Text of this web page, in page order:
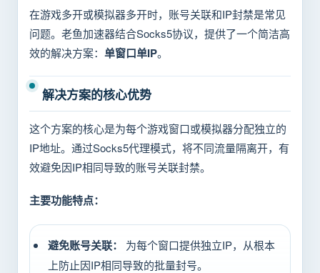
在游戏多开或模拟器多开时，账号关联和IP封禁是常见
问题。老鱼加速器结合Socks5协议，提供了一个简洁高
效的解决方案： 单窗口单IP。
解决方案的核心优势
这个方案的核心是为每个游戏窗口或模拟器分配独立的
IP地址。通过Socks5代理模式，将不同流量隔离开，有
效避免因IP相同导致的账号关联封禁。
主要功能特点：
避免账号关联：
为每个窗口提供独立IP，从根本
上防止因IP相同导致的批量封号。